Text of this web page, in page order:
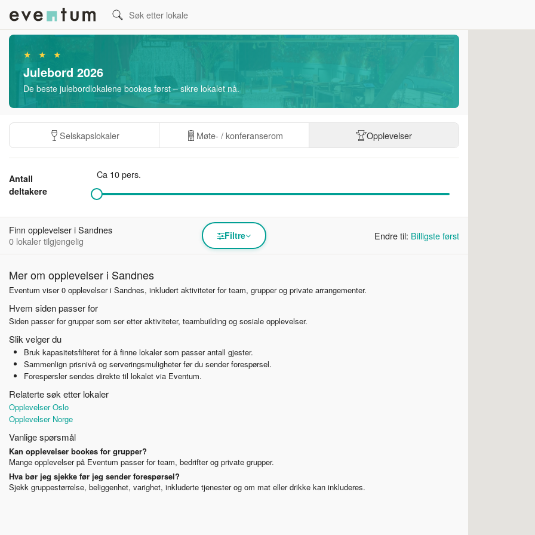
★ ★ ★
Julebord 2026
De beste julebordlokalene bookes først – sikre lokalet nå.
Selskapslokaler Møte- / konferanserom Opplevelser
Antall
deltakere
Ca 10 pers.
Finn opplevelser i Sandnes
0 lokaler tilgjengelig
Filtre Endre til: Billigste først
Mer om opplevelser i Sandnes
Eventum viser 0 opplevelser i Sandnes, inkludert aktiviteter for team, grupper og private arrangementer.
Hvem siden passer for
Siden passer for grupper som ser etter aktiviteter, teambuilding og sosiale opplevelser.
Slik velger du
Bruk kapasitetsfilteret for å finne lokaler som passer antall gjester.
Sammenlign prisnivå og serveringsmuligheter før du sender forespørsel.
Forespørsler sendes direkte til lokalet via Eventum.
Relaterte søk etter lokaler
Opplevelser Oslo
Opplevelser Norge
Vanlige spørsmål
Kan opplevelser bookes for grupper?
Mange opplevelser på Eventum passer for team, bedrifter og private grupper.
Hva bør jeg sjekke før jeg sender forespørsel?
Sjekk gruppestørrelse, beliggenhet, varighet, inkluderte tjenester og om mat eller drikke kan inkluderes.